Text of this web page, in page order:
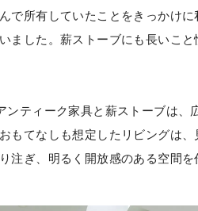
で所有していたことをきっかけ
ました。薪ストーブにも長いこ
ンティーク家具と薪ストーブは
もてなしも想定したリビングは
注ぎ、明るく開放感のある空間を